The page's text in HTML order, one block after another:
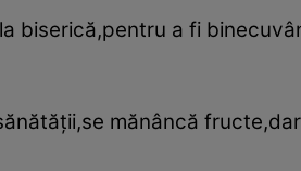
biserică,pentru a fi
mănâncă